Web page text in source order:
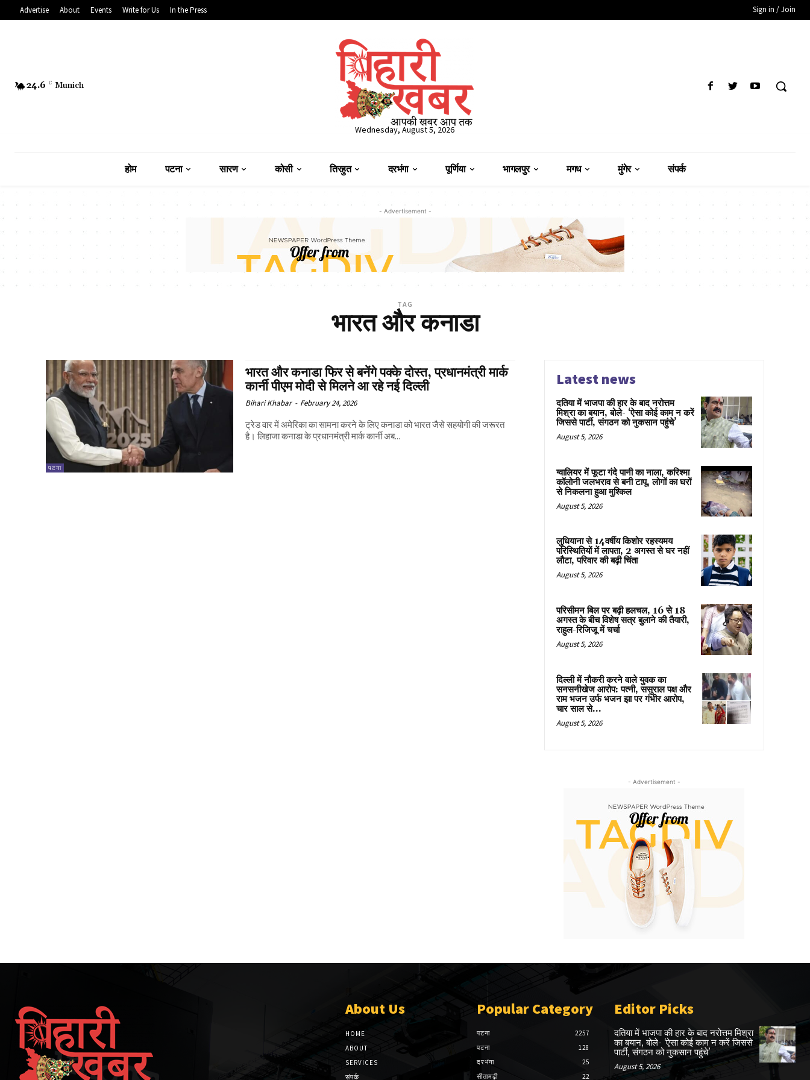
Advertise About Events Write for Us In the Press Sign in / Join
24.6 C Munich
Wednesday, August 5, 2026
होम पटना सारण कोसी तिरहुत दरभंगा पूर्णिया भागलपुर मगध मुंगेर संपर्क
- Advertisement -
TAG
भारत और कनाडा
पटना
भारत और कनाडा फिर से बनेंगे पक्के दोस्त, प्रधानमंत्री मार्क
कार्नी पीएम मोदी से मिलने आ रहे नई दिल्ली
Bihari Khabar - February 24, 2026
ट्रेड वार में अमेरिका का सामना करने के लिए कनाडा को भारत जैसे सहयोगी की जरूरत
है। लिहाजा कनाडा के प्रधानमंत्री मार्क कार्नी अब...
Latest news
दतिया में भाजपा की हार के बाद नरोत्तम
मिश्रा का बयान, बोले- ‘ऐसा कोई काम न करें
जिससे पार्टी, संगठन को नुकसान पहुंचे’
August 5, 2026
ग्वालियर में फूटा गंदे पानी का नाला, करिश्मा
कॉलोनी जलभराव से बनी टापू, लोगों का घरों
से निकलना हुआ मुश्किल
August 5, 2026
लुधियाना से 14वर्षीय किशोर रहस्यमय
परिस्थितियों में लापता, 2 अगस्त से घर नहीं
लौटा, परिवार की बढ़ी चिंता
August 5, 2026
परिसीमन बिल पर बढ़ी हलचल, 16 से 18
अगस्त के बीच विशेष सत्र बुलाने की तैयारी,
राहुल-रिजिजू में चर्चा
August 5, 2026
दिल्ली में नौकरी करने वाले युवक का
सनसनीखेज आरोप: पत्नी, ससुराल पक्ष और
राम भजन उर्फ भजन झा पर गंभीर आरोप,
चार साल से...
August 5, 2026
- Advertisement -
About Us
HOME
ABOUT
SERVICES
संपर्क
Popular Category
पटना
2257
पटना
128
दरभंगा
25
सीतामढ़ी
22
Editor Picks
दतिया में भाजपा की हार के बाद नरोत्तम मिश्रा
का बयान, बोले- ‘ऐसा कोई काम न करें जिससे
पार्टी, संगठन को नुकसान पहुंचे’
August 5, 2026